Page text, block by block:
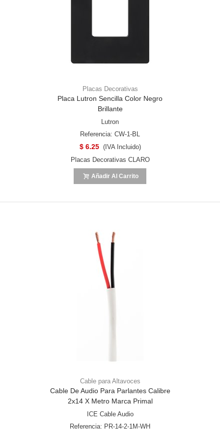
Placas Decorativas
Placa Lutron Sencilla Color Negro
Brillante
Lutron
Referencia: CW-1-BL
$ 6.25 (IVA Incluido)
Placas Decorativas CLARO
Añadir Al Carrito
Cable para Altavoces
Cable De Audio Para Parlantes Calibre
2x14 X Metro Marca Primal
ICE Cable Audio
Referencia: PR-14-2-1M-WH